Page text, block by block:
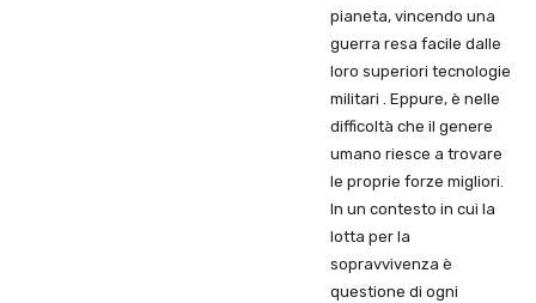
pianeta, vincendo una
guerra resa facile dalle
loro superiori tecnologie
militari . Eppure, è nelle
difficoltà che il genere
umano riesce a trovare
le proprie forze migliori.
In un contesto in cui la
lotta per la
sopravvivenza è
questione di ogni